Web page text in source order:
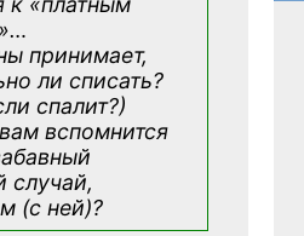
…
принимает,
ли списать?
спалит?)
вспомнится
случай,
(с ней)?